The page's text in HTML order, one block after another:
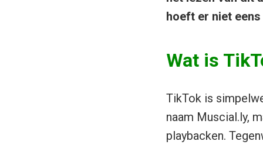
het lezen van dit
hoeft er niet
Wat is
TikTok is
naam Muscial.ly,